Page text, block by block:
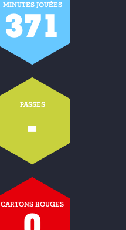
MINUTES JOUÉES
371
PASSES
-
CARTONS ROUGES